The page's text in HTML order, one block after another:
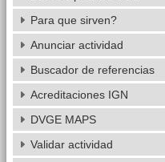
Para que sirven?
Anunciar actividad
Buscador de referencias
Acreditaciones IGN
DVGE MAPS
Validar actividad